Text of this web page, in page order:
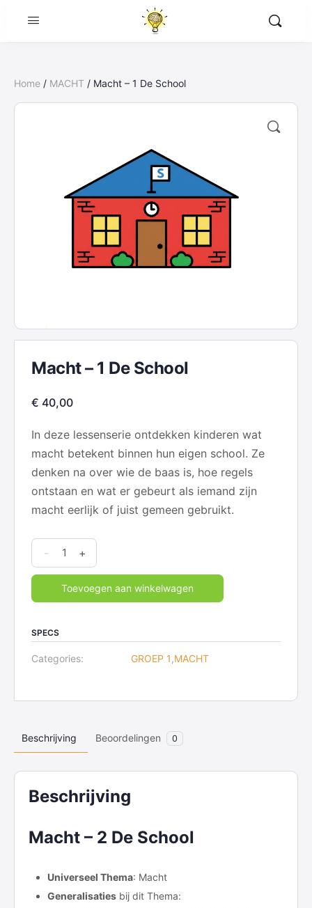
Home / MACHT / Macht – 1 De School
Macht – 1 De School
€ 40,00
In deze lessenserie ontdekken kinderen wat
macht betekent binnen hun eigen school. Ze
denken na over wie de baas is, hoe regels
ontstaan en wat er gebeurt als iemand zijn
macht eerlijk of juist gemeen gebruikt.
Macht
-
De
quantity
- +
Toevoegen aan winkelwagen
SPECS
Categories: GROEP 1 ,MACHT
Beschrijving Beoordelingen 0
Beschrijving
Macht – 2 De School
Universeel Thema: Macht
Generalisaties bij dit Thema: